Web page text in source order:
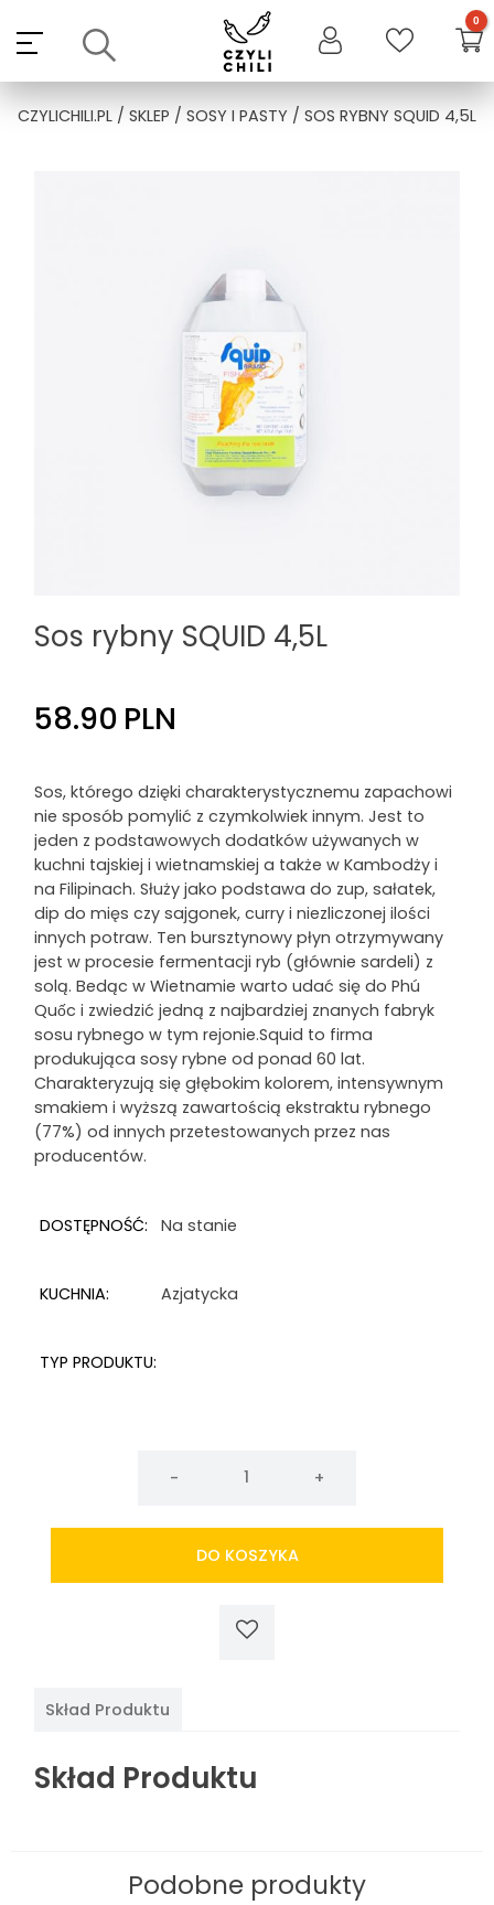
content
CZYLICHILI.PL / SKLEP / SOSY I PASTY / SOS RYBNY SQUID 4,5L
Sos rybny SQUID 4,5L
58.90 PLN
Sos, którego dzięki charakterystycznemu zapachowi
nie sposób pomylić z czymkolwiek innym. Jest to
jeden z podstawowych dodatków używanych w
kuchni tajskiej i wietnamskiej a także w Kambodży i
na Filipinach. Służy jako podstawa do zup, sałatek,
dip do mięs czy sajgonek, curry i niezliczonej ilości
innych potraw. Ten bursztynowy płyn otrzymywany
jest w procesie fermentacji ryb (głównie sardeli) z
solą. Bedąc w Wietnamie warto udać się do Phú
Quốc i zwiedzić jedną z najbardziej znanych fabryk
sosu rybnego w tym rejonie.Squid to firma
produkująca sosy rybne od ponad 60 lat.
Charakteryzują się głębokim kolorem, intensywnym
smakiem i wyższą zawartością ekstraktu rybnego
(77%) od innych przetestowanych przez nas
producentów.
DOSTĘPNOŚĆ: Na stanie
KUCHNIA: Azjatycka
TYP PRODUKTU:
SQUID
DO KOSZYKA
Skład Produktu
Skład Produktu
Podobne produkty